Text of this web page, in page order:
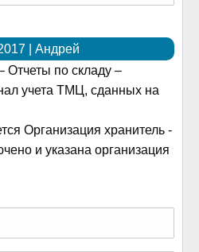
| Андрей
Отчеты по складу –
учета ТМЦ, сданных на
Организация хранитель -
и указана организация